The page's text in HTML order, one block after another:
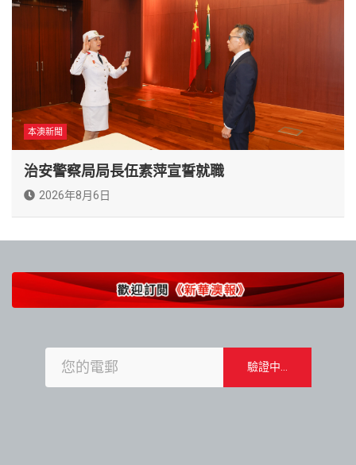
本澳新聞
治安警察局局長伍素萍宣誓就職
2026年8月6日